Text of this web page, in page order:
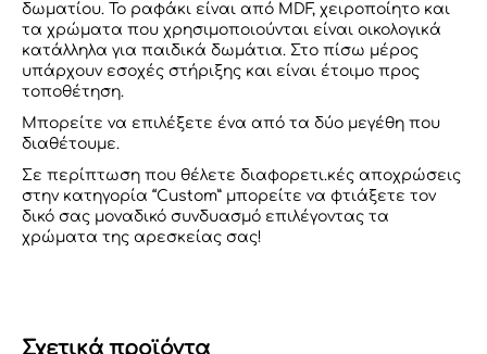
δωματίου. Το ραφάκι είναι από MDF, χειροποίητο και
τα χρώματα που χρησιμοποιούνται είναι οικολογικά
κατάλληλα για παιδικά δωμάτια. Στο πίσω μέρος
υπάρχουν εσοχές στήριξης και είναι έτοιμο προς
τοποθέτηση.
Μπορείτε να επιλέξετε ένα από τα δύο μεγέθη που
διαθέτουμε.
Σε περίπτωση που θέλετε διαφορετι.κές αποχρώσεις
στην κατηγορία “Custom” μπορείτε να φτιάξετε τον
δικό σας μοναδικό συνδυασμό επιλέγοντας τα
χρώματα της αρεσκείας σας!
Σχετικά προϊόντα